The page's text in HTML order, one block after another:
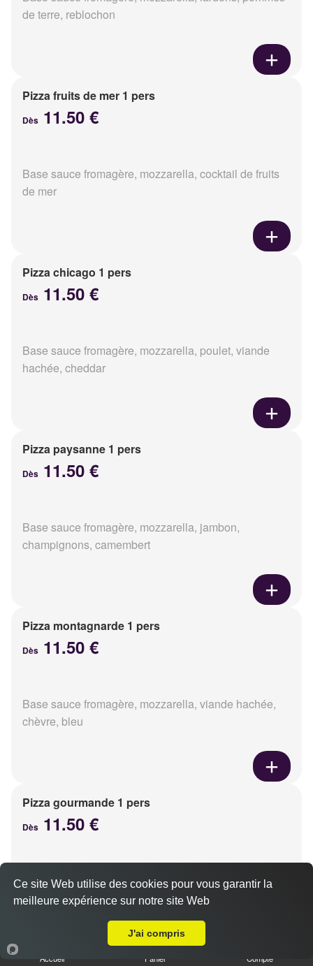
de terre, reblochon
Pizza fruits de mer 1 pers
Dès 11.50 €
Base sauce fromagère, mozzarella, cocktail de fruits
de mer
Pizza chicago 1 pers
Dès 11.50 €
Base sauce fromagère, mozzarella, poulet, viande
hachée, cheddar
Pizza paysanne 1 pers
Dès 11.50 €
Base sauce fromagère, mozzarella, jambon,
champignons, camembert
Pizza montagnarde 1 pers
Dès 11.50 €
Base sauce fromagère, mozzarella, viande hachée,
chèvre, bleu
Pizza gourmande 1 pers
Dès 11.50 €
Base sauce fromagère, mozzarella, jambon, poulet,
pommes de terre, oignons
Accueil Panier Compte
Ce site Web utilise des cookies pour vous garantir la
meilleure expérience sur notre site Web
J'ai compris